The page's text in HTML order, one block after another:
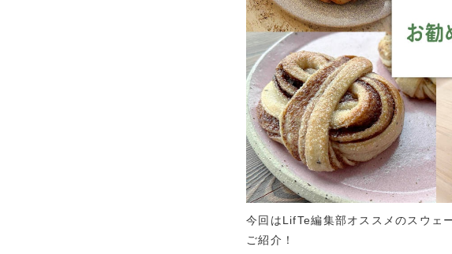
今回はLifTe編集部オススメのスウェ
ご紹介！